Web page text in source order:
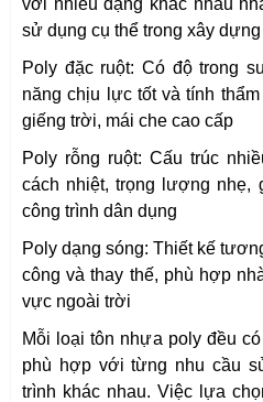
với nhiều dạng khác nhau
sử dụng cụ thể trong xây
Poly đặc ruột: Có độ trong
năng chịu lực tốt và tính
giếng trời, mái che cao cấp
Poly rỗng ruột: Cấu trúc
cách nhiệt, trọng lượng nhẹ,
công trình dân dụng
Poly dạng sóng: Thiết kế
công và thay thế, phù hợp
vực ngoài trời
Mỗi loại tôn nhựa poly đều
phù hợp với từng nhu cầu
trình khác nhau. Việc lựa